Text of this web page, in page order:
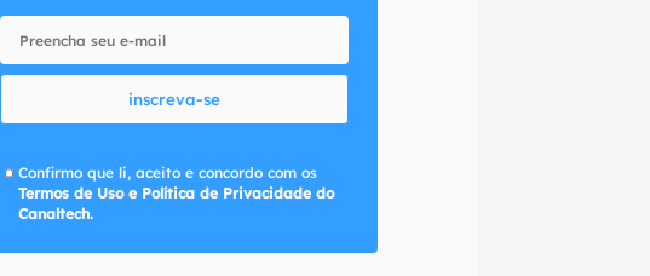
inscreva-se
Confirmo que li, aceito e concordo com os
Termos de Uso e Política de Privacidade do
Canaltech.